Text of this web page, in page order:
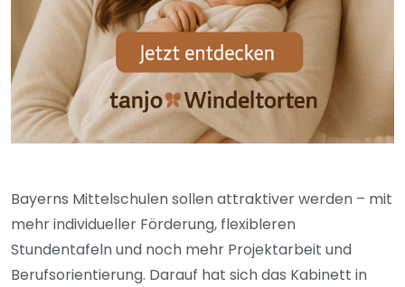
Bayerns Mittelschulen sollen attraktiver werden – mit
mehr individueller Förderung, flexibleren
Stundentafeln und noch mehr Projektarbeit und
Berufsorientierung. Darauf hat sich das Kabinett in